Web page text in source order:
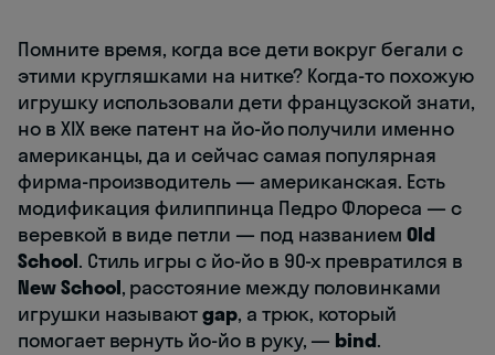
Помните время, когда все дети вокруг бегали с
этими кругляшками на нитке? Когда-то похожую
игрушку использовали дети французской знати,
но в XIX веке патент на йо-йо получили именно
американцы, да и сейчас самая популярная
фирма-производитель — американская. Есть
модификация филиппинца Педро Флореса — с
веревкой в виде петли — под названиемOld
School. Стиль игры с йо-йо в 90-х превратился в
New School, расстояние между половинками
игрушки называютgap, а трюк, который
помогает вернуть йо-йо в руку, — bind.